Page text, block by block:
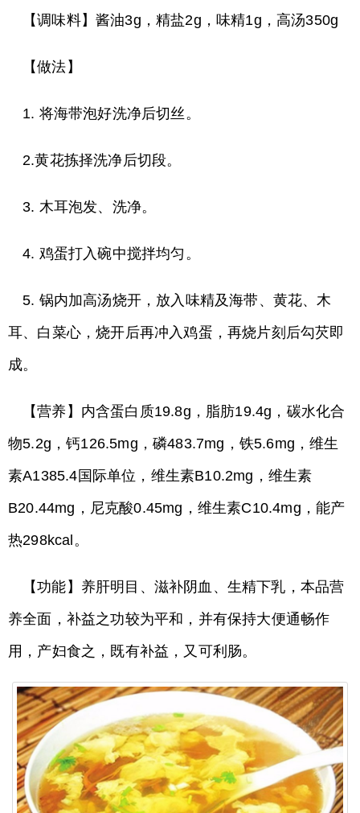
【调味料】酱油3g，精盐2g，味精1g，高汤350g
【做法】
1. 将海带泡好洗净后切丝。
2.黄花拣择洗净后切段。
3. 木耳泡发、洗净。
4. 鸡蛋打入碗中搅拌均匀。
5. 锅内加高汤烧开，放入味精及海带、黄花、木
耳、白菜心，烧开后再冲入鸡蛋，再烧片刻后勾芡即
成。
【营养】内含蛋白质19.8g，脂肪19.4g，碳水化合
物5.2g，钙126.5mg，磷483.7mg，铁5.6mg，维生
素A1385.4国际单位，维生素B10.2mg，维生素
B20.44mg，尼克酸0.45mg，维生素C10.4mg，能产
热298kcal。
【功能】养肝明目、滋补阴血、生精下乳，本品营
养全面，补益之功较为平和，并有保持大便通畅作
用，产妇食之，既有补益，又可利肠。